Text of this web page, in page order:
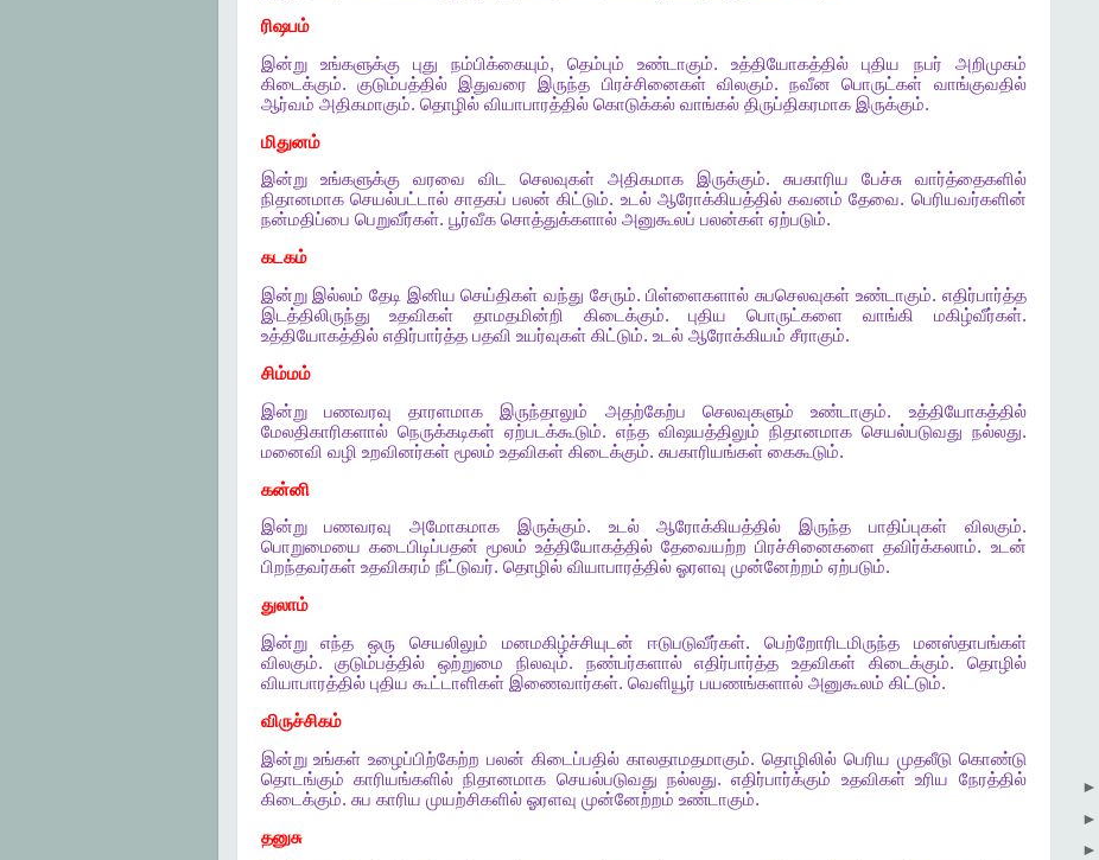
ரிஷபம்
இன்று
உங்களுக்கு புது நம்பிக்கையும், தெம்பும் உண்டாகும்.உத்தியோகத்தில் புதிய நபர்
அறிமுகம்
கிடைக்கும். குடும்பத்தில் இதுவரை இருந்த பிரச்சினைகள் விலகும். நவீன பொருட்கள்
வாங்குவதில்
ஆர்வம் அதிகமாகும். தொழில் வியாபாரத்தில் கொடுக்கல் வாங்கல் திருப்திகரமாக இருக்கும்.
மிதுனம்
இன்று
உங்களுக்கு வரவை விட செலவுகள் அதிகமாக இருக்கும். சுபகாரிய பேச்சு
வார்த்தைகளில்
நிதானமாக செயல்பட்டால் சாதகப் பலன் கிட்டும். உடல் ஆரோக்கியத்தில் கவனம் தேவை. பெரியவர்களின்
நன்மதிப்பை பெறுவீர்கள். பூர்வீக சொத்துக்களால் அனுகூலப் பலன்கள் ஏற்படும்.
கடகம்
இன்று இல்லம் தேடி இனிய செய்திகள் வந்து சேரும்.பிள்ளைகளால் சுபசெலவுகள் உண்டாகும். எதிர்பார்த்த
இடத்திலிருந்து
உதவிகள் தாமதமின்றி கிடைக்கும்.புதிய பொருட்களை வாங்கி மகிழ்வீர்கள்.
உத்தியோகத்தில் எதிர்பார்த்த பதவி உயர்வுகள் கிட்டும். உடல் ஆரோக்கியம் சீராகும்.
சிம்மம்
இன்று
பணவரவு தாரளமாக இருந்தாலும் அதற்கேற்ப செலவுகளும் உண்டாகும். உத்தியோகத்தில்
மேலதிகாரிகளால் நெருக்கடிகள் ஏற்படக்கூடும். எந்த விஷயத்திலும் நிதானமாக செயல்படுவது நல்லது.
மனைவி வழி உறவினர்கள் மூலம் உதவிகள் கிடைக்கும். சுபகாரியங்கள் கைகூடும்.
கன்னி
இன்று
பணவரவு அமோகமாக இருக்கும். உடல் ஆரோக்கியத்தில் இருந்த பாதிப்புகள் விலகும்.
பொறுமையை கடைபிடிப்பதன் மூலம் உத்தியோகத்தில் தேவையற்ற பிரச்சினைகளை தவிர்க்கலாம். உடன்
பிறந்தவர்கள் உதவிகரம் நீட்டுவர். தொழில் வியாபாரத்தில் ஓரளவு முன்னேற்றம் ஏற்படும்.
துலாம்
இன்று
எந்த ஒரு செயலிலும் மனமகிழ்ச்சியுடன் ஈடுபடுவீர்கள். பெற்றோரிடமிருந்த
மனஸ்தாபங்கள்
விலகும்.குடும்பத்தில் ஒற்றுமை நிலவும். நண்பர்களால் எதிர்பார்த்த உதவிகள் கிடைக்கும். தொழில்
வியாபாரத்தில் புதிய கூட்டாளிகள் இணைவார்கள். வெளியூர் பயணங்களால் அனுகூலம் கிட்டும்.
விருச்சிகம்
இன்று உங்கள் உழைப்பிற்கேற்ற பலன் கிடைப்பதில் காலதாமதமாகும். தொழிலில் பெரிய முதலீடு கொண்டு
தொடங்கும் காரியங்களில் நிதானமாக செயல்படுவது நல்லது.எதிர்பார்க்கும் உதவிகள் உரிய
நேரத்தில்
கிடைக்கும். சுப காரிய முயற்சிகளில் ஓரளவு முன்னேற்றம் உண்டாகும்.
தனுசு
►
►
►